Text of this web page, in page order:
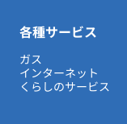
各種サービス
ガス
インターネット
くらしのサービス